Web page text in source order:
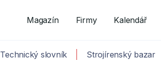
Magazín Firmy Kalendář
Technický slovník Strojírenský bazar